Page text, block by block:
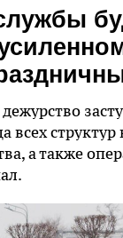
всех
а также